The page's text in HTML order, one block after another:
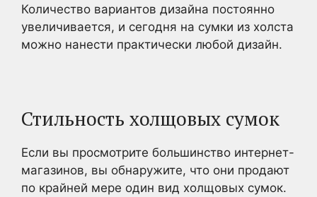
Количество вариантов дизайна постоянно
увеличивается, и сегодня на сумки из холста
можно нанести практически любой дизайн.
Стильность холщовых сумок
Если вы просмотрите большинство интернет-
магазинов, вы обнаружите, что они продают
по крайней мере один вид холщовых сумок.